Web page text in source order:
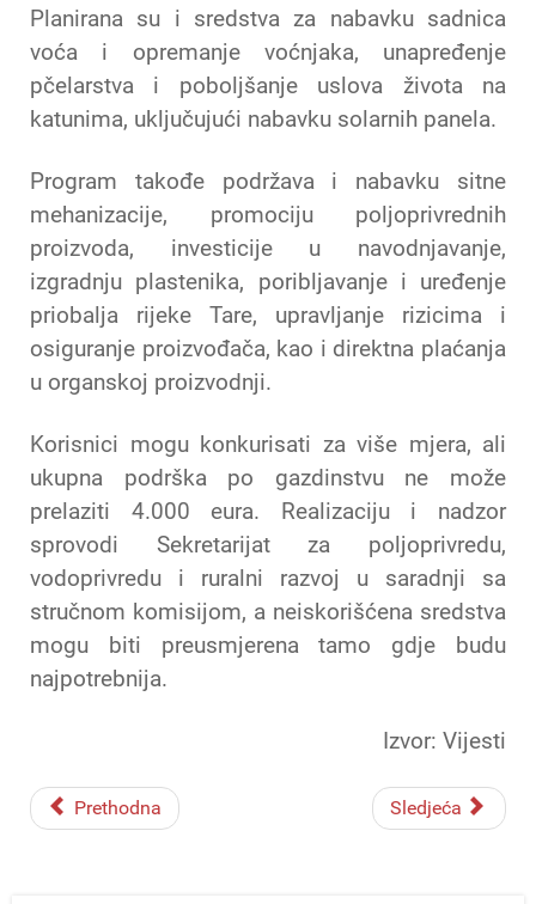
Planirana su i sredstva za nabavku sadnica
voća i opremanje voćnjaka, unapređenje
pčelarstva i poboljšanje uslova života na
katunima, uključujući nabavku solarnih panela.
Program takođe podržava i nabavku sitne
mehanizacije, promociju poljoprivrednih
proizvoda, investicije u navodnjavanje,
izgradnju plastenika, poribljavanje i uređenje
priobalja rijeke Tare, upravljanje rizicima i
osiguranje proizvođača, kao i direktna plaćanja
u organskoj proizvodnji.
Korisnici mogu konkurisati za više mjera, ali
ukupna podrška po gazdinstvu ne može
prelaziti 4.000 eura. Realizaciju i nadzor
sprovodi Sekretarijat za poljoprivredu,
vodoprivredu i ruralni razvoj u saradnji sa
stručnom komisijom, a neiskorišćena sredstva
mogu biti preusmjerena tamo gdje budu
najpotrebnija.
Izvor: Vijesti
Prethodna Sledjeća